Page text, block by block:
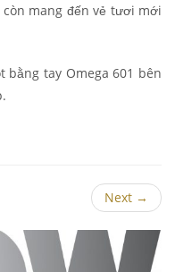
mang đến vẻ tươi mới
tay Omega 601 bên
Next →